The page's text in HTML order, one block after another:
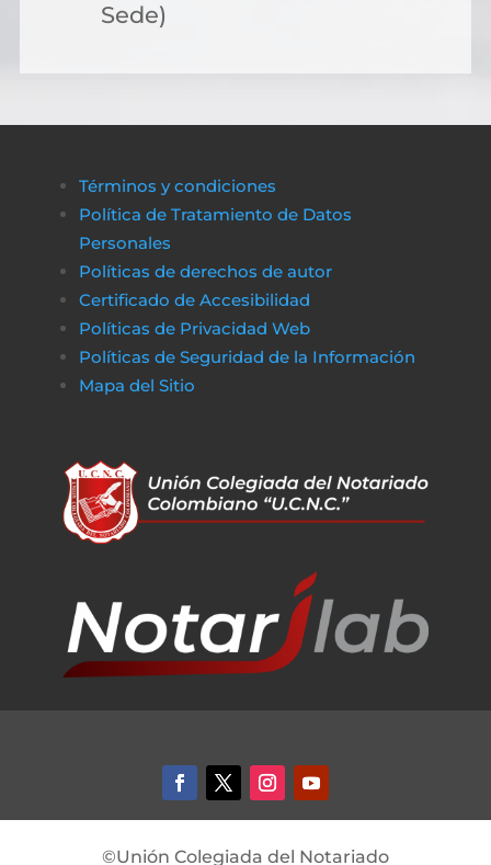
Sede)
Términos y condiciones
Política de Tratamiento de Datos
Personales
Políticas de derechos de autor
Certificado de Accesibilidad
Políticas de Privacidad Web
Políticas de Seguridad de la Información
Mapa del Sitio
©Unión Colegiada del Notariado